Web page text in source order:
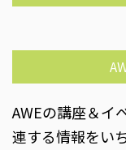
AWEの講座＆イ
連する情報をい